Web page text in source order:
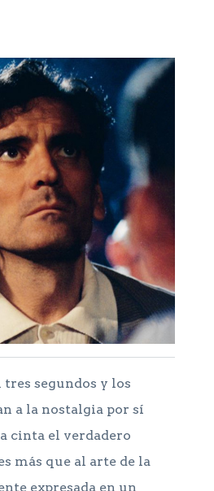
tres segundos y los
a la nostalgia por sí
cinta el verdadero
más que al arte de la
expresada en un